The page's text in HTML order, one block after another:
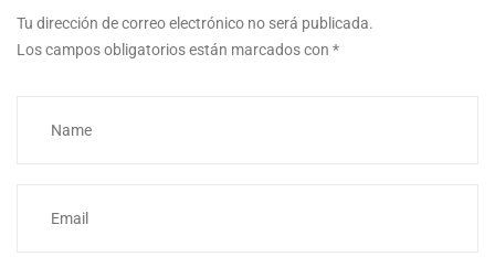
Tu dirección de correo electrónico no será publicada.
Los campos obligatorios están marcados con *